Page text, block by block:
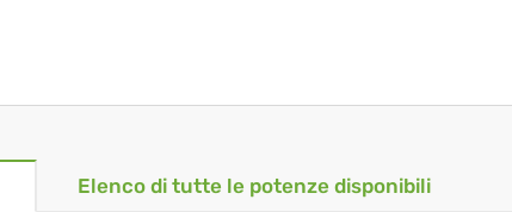
Elenco di tutte le potenze disponibili